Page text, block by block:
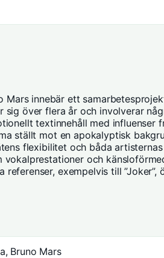
Mars innebär ett
sig över flera år och involverar
textinnehåll med influenser
ställt mot en apokalyptisk
flexibilitet och båda
och
exempelvis till ”Joker”,
Bruno Mars